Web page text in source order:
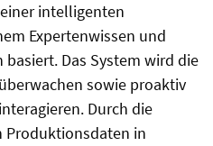
intelligenten
Expertenwissen und
Das System wird die
sowie proaktiv
Durch die
Produktionsdaten in